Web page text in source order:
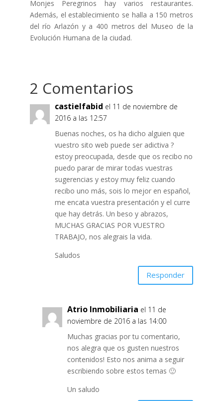
Monjes Peregrinos hay varios restaurantes.
Además, el establecimiento se halla a 150 metros
del río Arlazón y a 400 metros del Museo de la
Evolución Humana de la ciudad.
2 Comentarios
castielfabid el 11 de noviembre de
2016 a las 12:57
Buenas noches, os ha dicho alguien que
vuestro sito web puede ser adictiva ?
estoy preocupada, desde que os recibo no
puedo parar de mirar todas vuestras
sugerencias y estoy muy feliz cuando
recibo uno más, sois lo mejor en español,
me encata vuestra presentación y el curre
que hay detrás. Un beso y abrazos,
MUCHAS GRACIAS POR VUESTRO
TRABAJO, nos alegrais la vida.
Saludos
Responder
Atrio Inmobiliaria el 11 de
noviembre de 2016 a las 14:00
Muchas gracias por tu comentario,
nos alegra que os gusten nuestros
contenidos! Esto nos anima a seguir
escribiendo sobre estos temas 🙂
Un saludo